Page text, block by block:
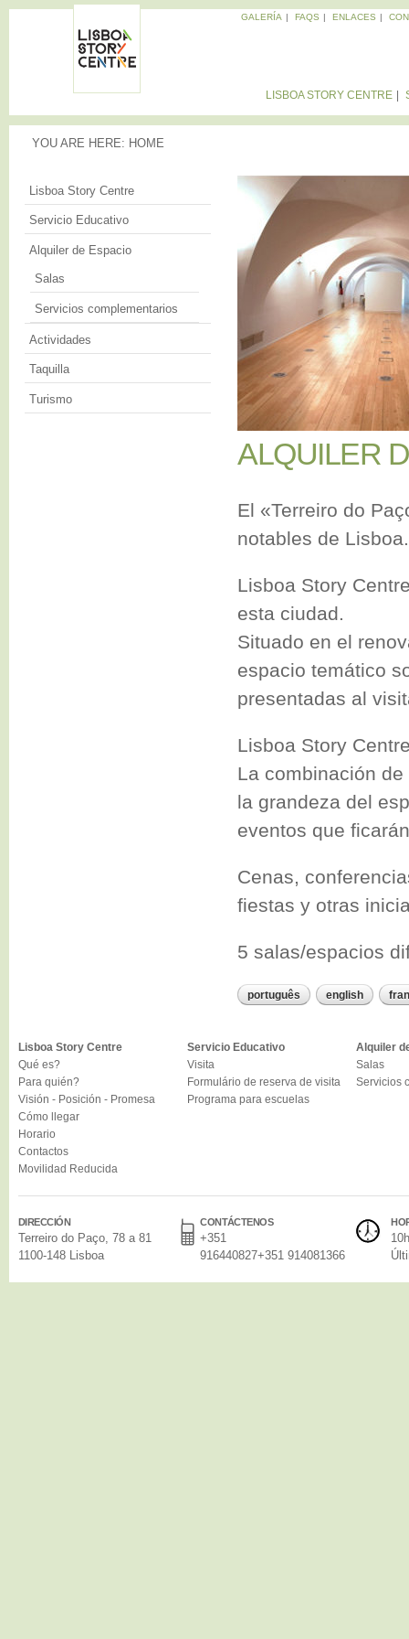
GALERÍA FAQS ENLACES
LISBOA
STORY
CENTRE
LISBOA STORY CENTRE
YOU ARE HERE
YOU ARE HERE: HOME
Lisboa Story Centre
Servicio Educativo
Alquiler de Espacio
Salas
Servicios complementarios
Actividades
Taquilla
Turismo
ALQUILER DE
ALQUILER
El «Terreiro do
notables de Lisboa.
Lisboa Story
esta ciudad.
Situado en el
espacio temático
presentadas al
Lisboa Story
La combinación
la grandeza del
eventos que
Cenas,
fiestas y otras
5 salas/espacios
português english
Lisboa Story Centre
Qué es?
Para quién?
Visión - Posición - Promesa
Cómo llegar
Horario
Contactos
Movilidad Reducida
Servicio Educativo
Visita
Formulário de reserva de visita
Programa para escuelas
Alquiler
Salas
Servicios
DIRECCIÓN
Terreiro do Paço, 78 a 81
1100-148 Lisboa
CONTÁCTENOS
+351
916440827+351 914081366